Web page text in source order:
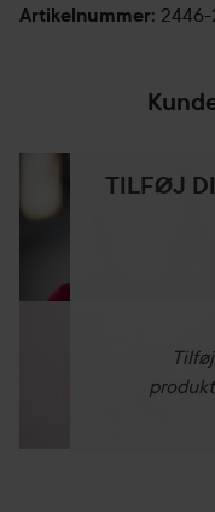
Artikelnummer:
TILFØJ